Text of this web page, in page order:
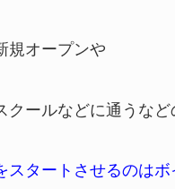
規オープンや
クールなどに通うなど
スタートさせるのは